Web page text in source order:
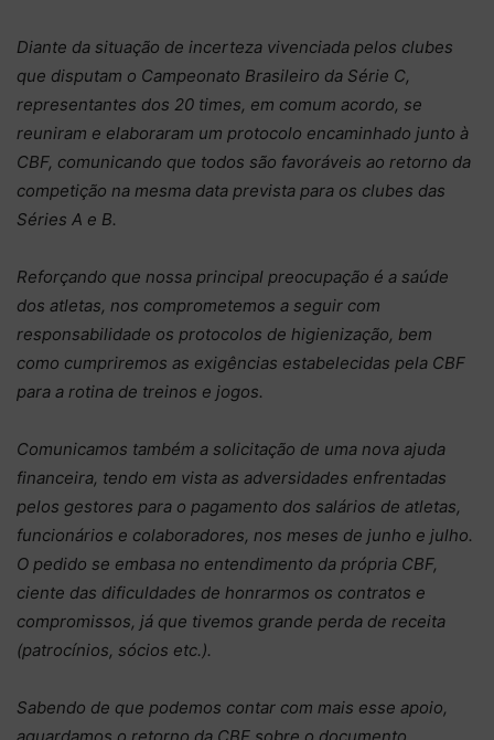
Diante da situação de incerteza vivenciada pelos clubes
que disputam o Campeonato Brasileiro da Série C,
representantes dos 20 times, em comum acordo, se
reuniram e elaboraram um protocolo encaminhado junto à
CBF, comunicando que todos são favoráveis ao retorno da
competição na mesma data prevista para os clubes das
Séries A e B.
Reforçando que nossa principal preocupação é a saúde
dos atletas, nos comprometemos a seguir com
responsabilidade os protocolos de higienização, bem
como cumpriremos as exigências estabelecidas pela CBF
para a rotina de treinos e jogos.
Comunicamos também a solicitação de uma nova ajuda
financeira, tendo em vista as adversidades enfrentadas
pelos gestores para o pagamento dos salários de atletas,
funcionários e colaboradores, nos meses de junho e julho.
O pedido se embasa no entendimento da própria CBF,
ciente das dificuldades de honrarmos os contratos e
compromissos, já que tivemos grande perda de receita
(patrocínios, sócios etc.).
Sabendo de que podemos contar com mais esse apoio,